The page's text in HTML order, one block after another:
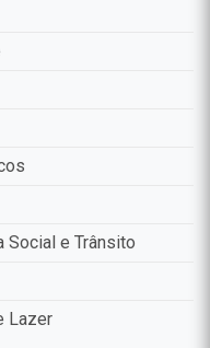
Social e Trânsito
Lazer